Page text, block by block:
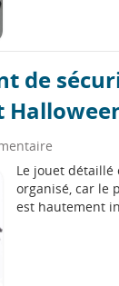
de
Le jouet
organisé, car le
est hautement